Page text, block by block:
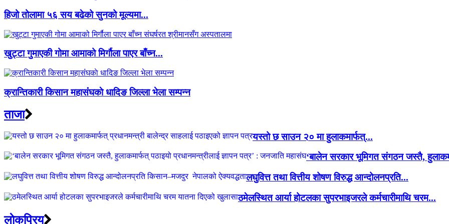
हिजो तोलामा ५६ सय बढेको सुनको मूल्यमा...
खुट्टा गुमाएकी गोमा आमाको मिर्गौला पाएर बाँच्न...
क्रान्तिकारी किसान महासंंघकाे धादिङ जिल्ला भेला सम्पन्न
ताजा
यस्तो छ साउन २० मा हुलाकमार्फत्...
‘बालेन सरकार भूमिगत संगठन जस्तै,
लघुवित्त तथा वित्तीय शोषण विरुद्ध आन्दोलनप्रति...
ठमेलस्थित आर्या होटलका सुपरभाइजरले कर्मचारीमाथि चरम...
लाेकप्रिय